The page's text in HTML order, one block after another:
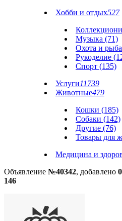
Хобби и отдых527
Музыка (71)
Охота и
Рукоделие
Спорт (135)
Услуги11739
Животные479
Кошки (185)
Собаки (142)
Другие (76)
Товары для
Медицина и
Объявление №40342, добавлено
146